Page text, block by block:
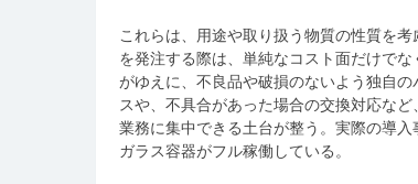
これらは、用途や取り扱う物質の性質を
を発注する際は、単純なコスト面だけで
がゆえに、不良品や破損のないよう独自
スや、不具合があった場合の交換対応な
業務に集中できる土台が整う。実際の導
ガラス容器がフル稼働している。